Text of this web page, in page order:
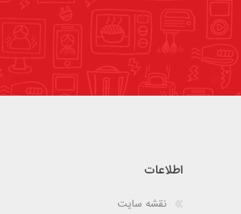
اطلاعات
نقشه سایت